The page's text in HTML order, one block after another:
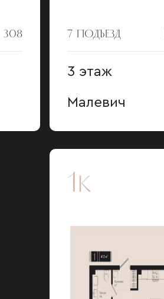
7 ПОДЪЕЗД
3 этаж
Малевич
1к